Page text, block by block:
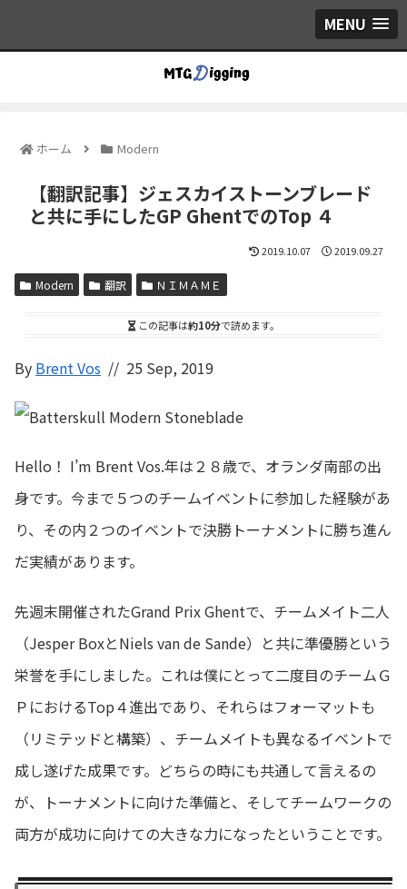
MENU
ホーム Modern
【翻訳記事】ジェスカイストーンブレード
と共に手にしたGP GhentでのTop ４
2019.10.07 2019.09.27
Modern 翻訳 ＮＩＭＡＭＥ
この記事は約10分で読めます。
By Brent Vos // 25 Sep, 2019
Hello！ I’m Brent Vos.年は２８歳で、オランダ南部の出
身です。今まで５つのチームイベントに参加した経験があ
り、その内２つのイベントで決勝トーナメントに勝ち進ん
だ実績があります。
先週末開催されたGrand Prix Ghentで、チームメイト二人
（Jesper BoxとNiels van de Sande）と共に準優勝という
栄誉を手にしました。これは僕にとって二度目のチームＧ
ＰにおけるTop４進出であり、それらはフォーマットも
（リミテッドと構築）、チームメイトも異なるイベントで
成し遂げた成果です。どちらの時にも共通して言えるの
が、トーナメントに向けた準備と、そしてチームワークの
両方が成功に向けての大きな力になったということです。